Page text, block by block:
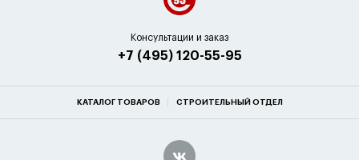
Консультации и заказ
+7 (495) 120-55-95
КАТАЛОГ ТОВАРОВ СТРОИТЕЛЬНЫЙ ОТДЕЛ